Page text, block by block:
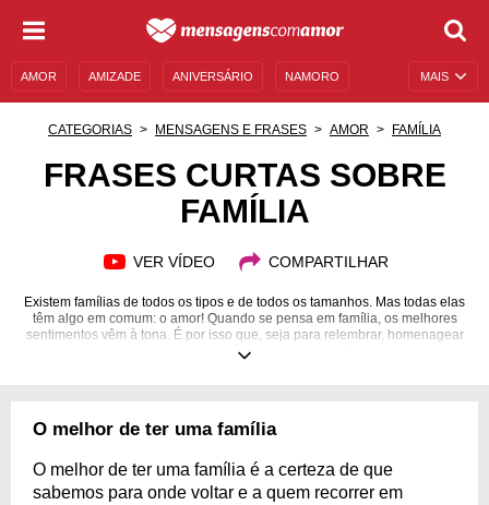
MAIS
AMOR AMIZADE ANIVERSÁRIO NAMORO
MENSAGENS DE ANIVERSÁRIO
CATEGORIAS MENSAGENS E FRASES AMOR FAMÍLIA
FRASES CURTAS SOBRE
FAMÍLIA
VER VÍDEO COMPARTILHAR
Existem famílias de todos os tipos e de todos os tamanhos. Mas todas elas
têm algo em comum: o amor! Quando se pensa em família, os melhores
sentimentos vêm à tona. É por isso que, seja para relembrar, homenagear
ou distribuir carinho, sempre é bom falar de família. Inspire-se!
O melhor de ter uma família
O melhor de ter uma família é a certeza de que
sabemos para onde voltar e a quem recorrer em